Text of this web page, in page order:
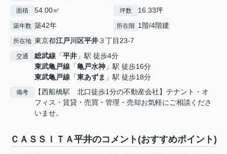
面積 54.00㎡ 坪数 16.33坪
築年数 築42年 所在階 1階/4階建
所在地 東京都江戸川区平井３丁目23-7
交通 総武線 「平井 」駅 徒歩4分
東武亀戸線 「亀戸水神 」駅 徒歩16分
東武亀戸線 「東あずま 」駅 徒歩18分
備考
【西船橋駅 北口徒歩1分の不動産会社】テナント・オ
フィス・賃貸・売買・管理・売却お気軽にご相談くださ
いませ。
ＣＡＳＳＩＴＡ平井のコメント(おすすめポイント)